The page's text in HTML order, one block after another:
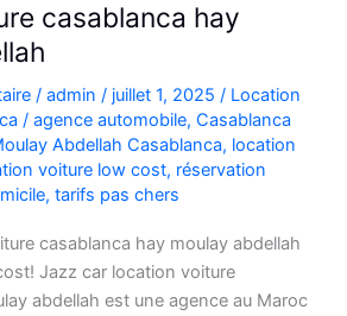
casablanca hay
/ admin / juillet 1, 2025 / Location
/ agence automobile, Casablanca
Abdellah Casablanca, location
voiture low cost, réservation
, tarifs pas chers
casablanca hay moulay abdellah
Jazz car location voiture
abdellah est une agence au Maroc